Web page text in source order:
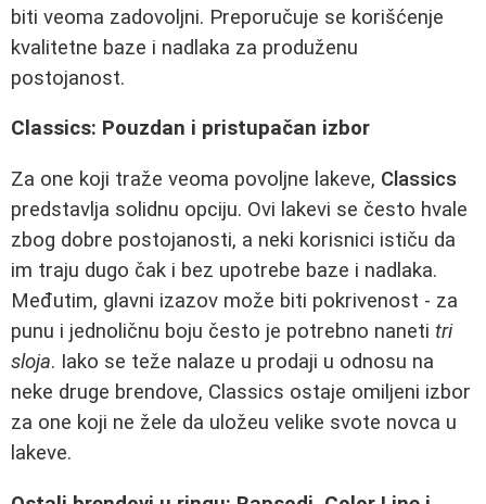
biti veoma zadovoljni. Preporučuje se korišćenje
kvalitetne baze i nadlaka za produženu
postojanost.
Classics: Pouzdan i pristupačan izbor
Za one koji traže veoma povoljne lakeve, Classics
predstavlja solidnu opciju. Ovi lakevi se često hvale
zbog dobre postojanosti, a neki korisnici ističu da
im traju dugo čak i bez upotrebe baze i nadlaka.
Međutim, glavni izazov može biti pokrivenost - za
punu i jednoličnu boju često je potrebno naneti tri
sloja. Iako se teže nalaze u prodaji u odnosu na
neke druge brendove, Classics ostaje omiljeni izbor
za one koji ne žele da uložeu velike svote novca u
lakeve.